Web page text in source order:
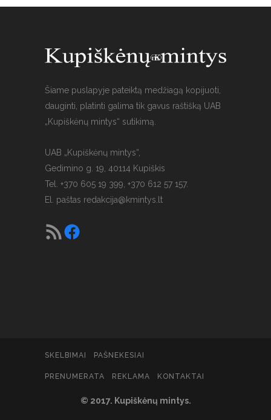
Šiame puslapyje pateiktą medžiagą kopijuoti,
dauginti, platinti galima tik gavus raštišką UAB
„Kupiškėnų mintys“ sutikimą.
UAB „Kupiškėnų mintys“,
Gedimino g. 19, 40114 Kupiškis
Tel. +370 605 19 399, +370 612 57 157.
El. paštas redakcija@kmintys.lt
SKELBIMAI PAŠNEKESIAI
© 2017. Kupiškėnų mintys.
PRENUMERATA REKLAMA KONTAKTAI